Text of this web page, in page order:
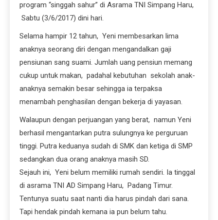
program “singgah sahur” di Asrama TNI Simpang Haru,
Sabtu (3/6/2017) dini hari.
Selama hampir 12 tahun, Yeni membesarkan lima
anaknya seorang diri dengan mengandalkan gaji
pensiunan sang suami. Jumlah uang pensiun memang
cukup untuk makan, padahal kebutuhan sekolah anak-
anaknya semakin besar sehingga ia terpaksa
menambah penghasilan dengan bekerja di yayasan.
Walaupun dengan perjuangan yang berat, namun Yeni
berhasil mengantarkan putra sulungnya ke perguruan
tinggi. Putra keduanya sudah di SMK dan ketiga di SMP
sedangkan dua orang anaknya masih SD.
Sejauh ini, Yeni belum memiliki rumah sendiri. Ia tinggal
di asrama TNI AD Simpang Haru, Padang Timur.
Tentunya suatu saat nanti dia harus pindah dari sana.
Tapi hendak pindah kemana ia pun belum tahu.